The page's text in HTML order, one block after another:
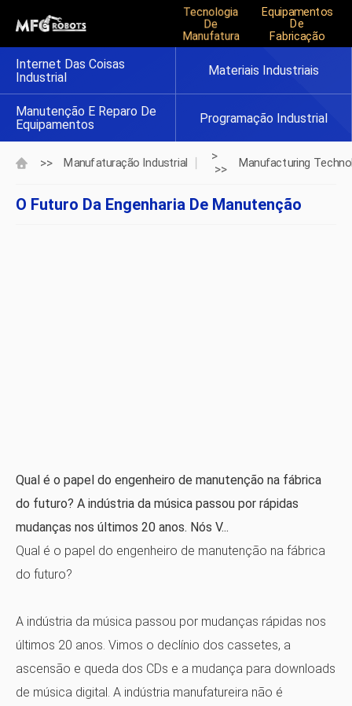
Tecnologia
De
Manufatura
Equipamentos
De
Fabricação
Internet Das Coisas
Industrial
Materiais Industriais
Manutenção E Reparo De
Equipamentos
Programação Industrial
>> Manufaturação Industrial
>
>>
Manufacturing
O Futuro Da Engenharia De Manutenção
Qual é o papel do engenheiro de manutenção na fábrica
do futuro? A indústria da música passou por rápidas
mudanças nos últimos 20 anos. Nós V...
Qual ​​é o papel do engenheiro de manutenção na fábrica
do futuro?
A indústria da música passou por mudanças rápidas nos
últimos 20 anos. Vimos o declínio dos cassetes, a
ascensão e queda dos CDs e a mudança para downloads
de música digital. A indústria manufatureira não é